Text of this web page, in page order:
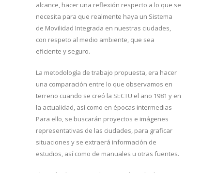
alcance, hacer una reflexión respecto a lo que se
necesita para que realmente haya un Sistema
de Movilidad Integrada en nuestras ciudades,
con respeto al medio ambiente, que sea
eficiente y seguro.
La metodología de trabajo propuesta, era hacer
una comparación entre lo que observamos en
terreno cuando se creó la SECTU el año 1981 y en
la actualidad, así como en épocas intermedias
Para ello, se buscarán proyectos e imágenes
representativas de las ciudades, para graficar
situaciones y se extraerá información de
estudios, así como de manuales u otras fuentes.